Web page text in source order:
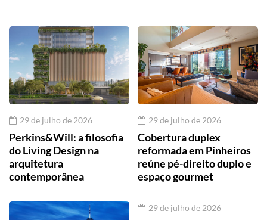
29 de julho de 2026
Perkins&Will: a filosofia
do Living Design na
arquitetura
contemporânea
29 de julho de 2026
Cobertura duplex
reformada em Pinheiros
reúne pé-direito duplo e
espaço gourmet
29 de julho de 2026